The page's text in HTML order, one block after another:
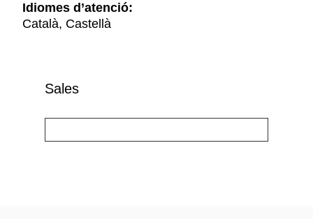
Idiomes d’atenció:
Català, Castellà
Sales